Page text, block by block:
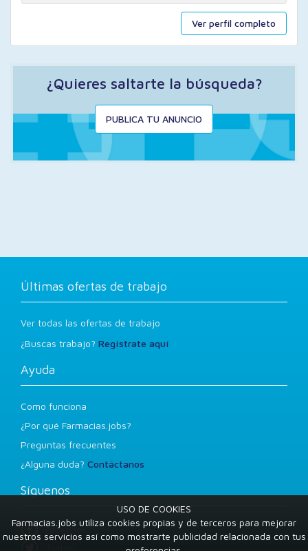
Ver perfil completo
¿Quieres saltarte la búsqueda?
PUBLICA TU ANUNCIO
Últimas ofertas de trabajo
Ver todas las ofertas de trabajo
¿Buscas trabajo? Regístrate aquí
Ayuda
Como funciona
¿Por qué Farmacias.jobs?
Preguntas frecuentes
¿Alguna duda? Contáctanos
Síguenos
Facebook
USO DE COOKIES
Farmacias.jobs utiliza cookies propias y de terceros para mejorar
nuestros servicios así como mostrarte publicidad relacionada con tus